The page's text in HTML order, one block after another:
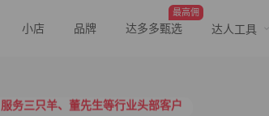
小店 品牌
最高佣
达多多甄选 达人工具
行业价格屠夫，年卡会员低至798/年